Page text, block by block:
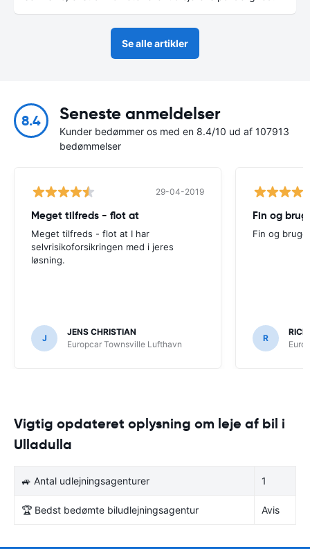
Se alle artikler
8.4 Seneste anmeldelser
Kunder bedømmer os med en 8.4/10 ud af 107913
bedømmelser
29-04-2019
Meget tilfreds - flot at
Meget tilfreds - flot at I har
selvrisikoforsikringen med i jeres
løsning.
J
JENS CHRISTIAN
Europcar Townsville Lufthavn
Fin og
Fin og
R
Vigtig opdateret oplysning om leje af bil i
Ulladulla
🚙 Antal udlejningsagenturer 1
🏆 Bedst bedømte biludlejningsagentur Avis